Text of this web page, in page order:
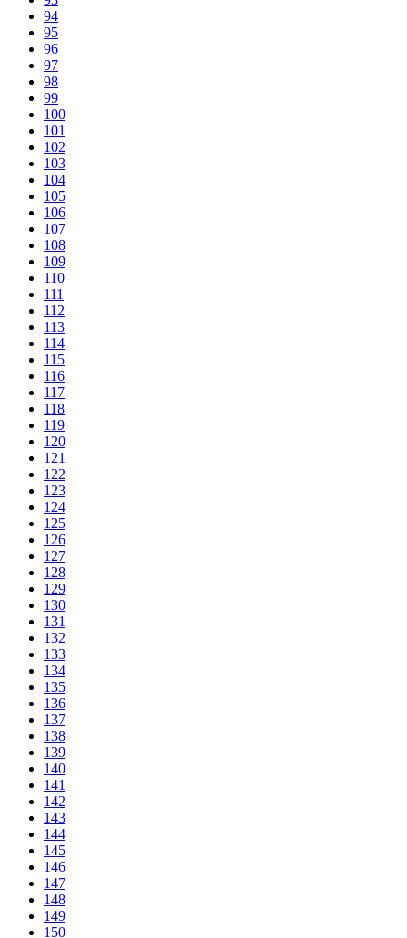
94
95
96
97
98
99
100
101
102
103
104
105
106
107
108
109
110
111
112
113
114
115
116
117
118
119
120
121
122
123
124
125
126
127
128
129
130
131
132
133
134
135
136
137
138
139
140
141
142
143
144
145
146
147
148
149
150